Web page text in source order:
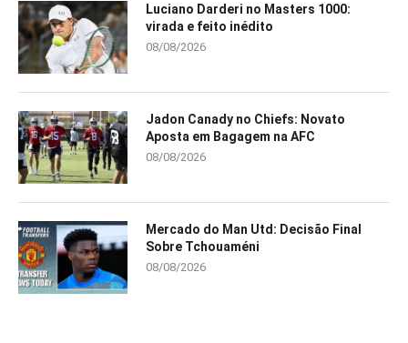
Luciano Darderi no Masters 1000:
virada e feito inédito
08/08/2026
Jadon Canady no Chiefs: Novato
Aposta em Bagagem na AFC
08/08/2026
Mercado do Man Utd: Decisão Final
Sobre Tchouaméni
08/08/2026